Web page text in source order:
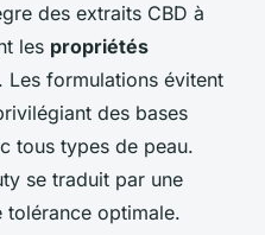
des extraits CBD à
les propriétés
Les formulations évitent
des bases
tous types de peau.
se traduit par une
tolérance optimale.